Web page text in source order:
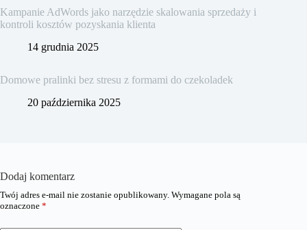
Kampanie AdWords jako narzędzie skalowania sprzedaży i
kontroli kosztów pozyskania klienta
14 grudnia 2025
Domowe pralinki bez stresu z formami do czekoladek
20 października 2025
Dodaj komentarz
Twój adres e-mail nie zostanie opublikowany. Wymagane pola są
oznaczone *